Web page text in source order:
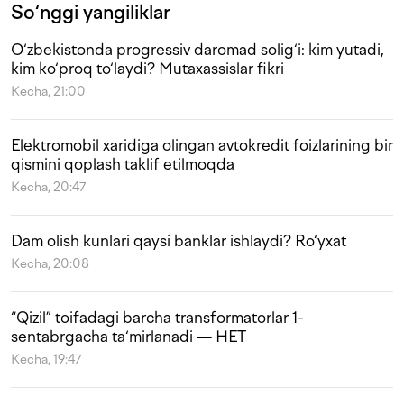
So‘nggi yangiliklar
O‘zbekistonda progressiv daromad solig‘i: kim yutadi,
kim ko‘proq to‘laydi? Mutaxassislar fikri
Kecha, 21:00
Elektromobil xaridiga olingan avtokredit foizlarining bir
qismini qoplash taklif etilmoqda
Kecha, 20:47
Dam olish kunlari qaysi banklar ishlaydi? Ro‘yxat
Kecha, 20:08
“Qizil” toifadagi barcha transformatorlar 1-
sentabrgacha ta‘mirlanadi — HET
Kecha, 19:47